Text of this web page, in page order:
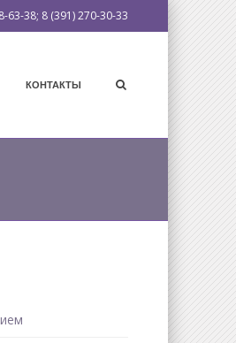
63-38; 8 (391) 270-30-33
КОНТАКТЫ